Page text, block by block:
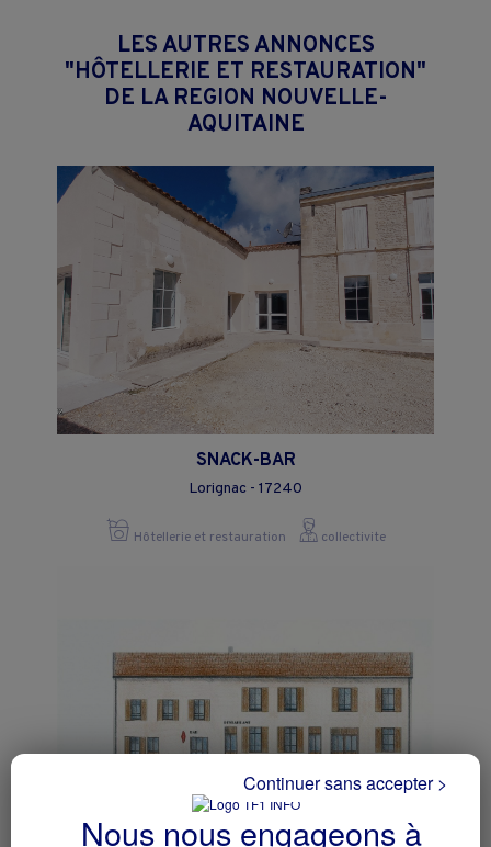
LES AUTRES ANNONCES
"HÔTELLERIE ET RESTAURATION"
DE LA REGION NOUVELLE-
AQUITAINE
SNACK-BAR
Lorignac - 17240
Hôtellerie et restauration collectivite
Nous nous engageons à
Continuer sans accepter >